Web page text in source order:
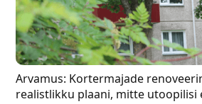
Arvamus: Kortermajade
realistlikku plaani, mitte utoopilisi